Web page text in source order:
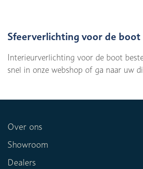
Sfeerverlichting voor de boot
Interieurverlichting voor de boot
snel in onze webshop of ga naar uw
Over ons
Showroom
Dealers